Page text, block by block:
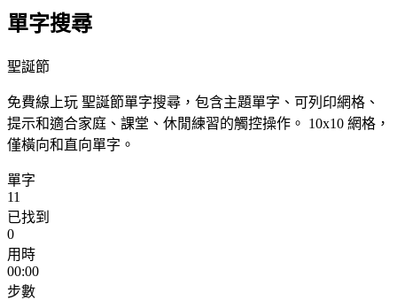
單字搜尋
聖誕節
免費線上玩 聖誕節單字搜尋，包含主題單字、可列印網格、
提示和適合家庭、課堂、休閒練習的觸控操作。 10x10 網格，
僅橫向和直向單字。
單字
11
已找到
0
用時
00:00
步數